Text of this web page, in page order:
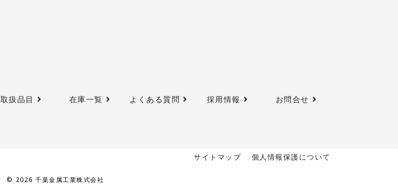
取扱品目 在庫一覧 よくある質問 採用情報 お問合せ
サイトマップ 個人情報保護について
© 2026 千葉金属工業株式会社